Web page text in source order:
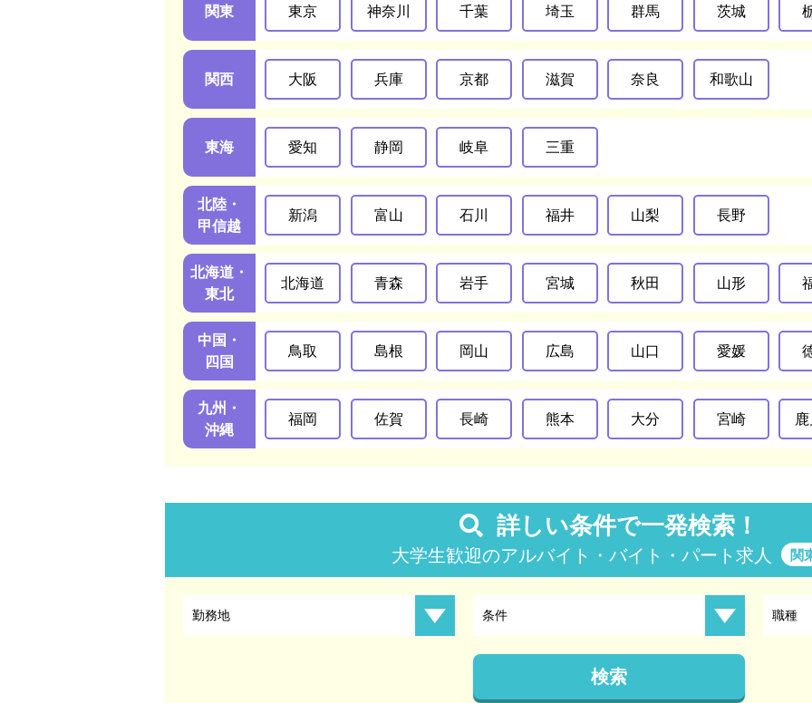
関東 東京 神奈川 千葉 埼玉 群馬 茨城
関西 大阪 兵庫 京都 滋賀 奈良 和歌山
東海 愛知 静岡 岐阜 三重
北陸・
甲信越
新潟 富山 石川 福井 山梨 長野
北海道・
東北
北海道 青森 岩手 宮城 秋田 山形
中国・
四国
鳥取 島根 岡山 広島 山口 愛媛
九州・
沖縄
福岡 佐賀 長崎 熊本 大分 宮崎
詳しい条件で一発検索！
大学生歓迎のアルバイト・バイト・パート求人 関
勤務地 条件 職種
検索